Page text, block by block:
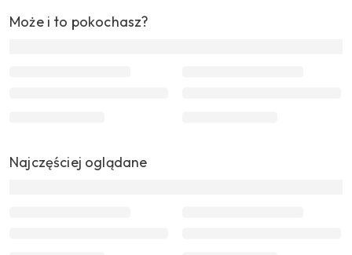
Może i to pokochasz?
Najczęściej oglądane